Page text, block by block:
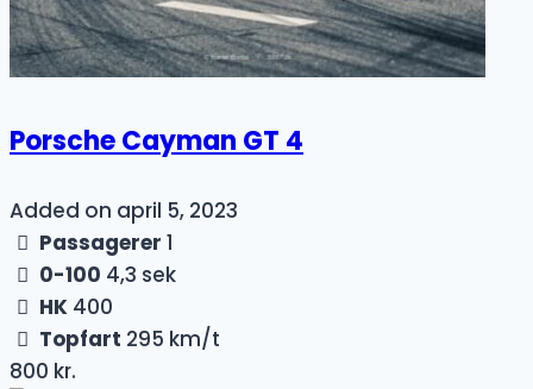
Porsche Cayman GT 4
Added on april 5, 2023
Passagerer 1
0-100 4,3 sek
HK 400
Topfart 295 km/t
800 kr.